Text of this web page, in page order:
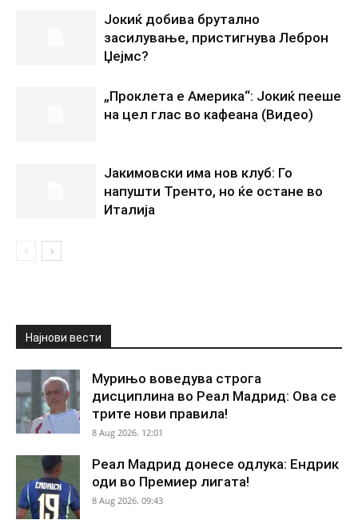
Јокиќ добива брутално
засилување, пристигнува Леброн
Џејмс?
„Проклета е Америка“: Јокиќ пееше
на цел глас во кафеана (Видео)
Јакимовски има нов клуб: Го
напушти Тренто, но ќе остане во
Италија
Најнови вести
Мурињо воведува строга
дисциплина во Реал Мадрид: Ова се
трите нови правила!
8 Aug 2026. 12:01
Реал Мадрид донесе одлука: Ендрик
оди во Премиер лигата!
8 Aug 2026. 09:43